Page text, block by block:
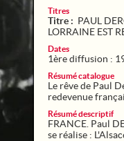
Titres
Titre : PAUL
LORRAINE EST
Dates
1ère diffusion :
Résumé catalogue
Le rêve de Paul
redevenue
Résumé descriptif
FRANCE. Paul
se réalise :